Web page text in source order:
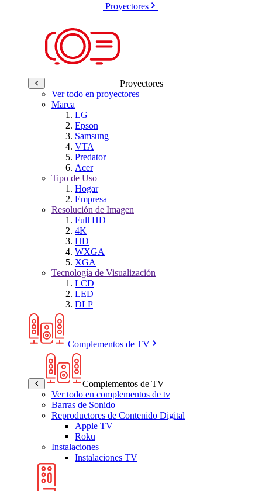
Proyectores
Proyectores
Ver todo en proyectores
Marca
LG
Epson
Samsung
VTA
Predator
Acer
Tipo de Uso
Hogar
Empresa
Resolución de Imagen
Full HD
4K
HD
WXGA
XGA
Tecnología de Visualización
LCD
LED
DLP
Complementos de TV
Complementos de TV
Ver todo en complementos de tv
Barras de Sonido
Reproductores de Contenido Digital
Apple TV
Roku
Instalaciones
Instalaciones TV